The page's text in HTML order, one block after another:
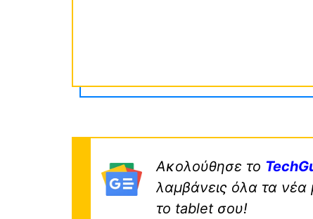
Ακολούθησε το
λαμβάνεις όλα τα νέα
το tablet σου!